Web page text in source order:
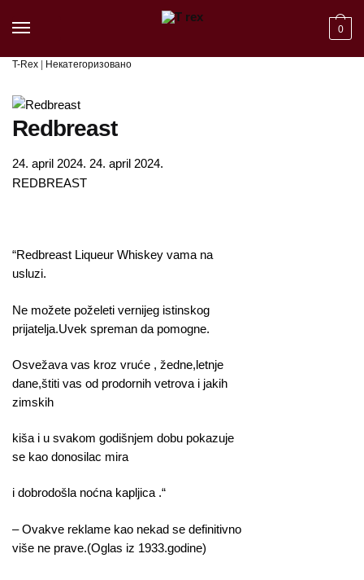
0
T-Rex Некатегоризовано
Redbreast
24. april 2024. 24. april 2024.
REDBREAST
“Redbreast Liqueur Whiskey vama na
usluzi.
Ne možete poželeti vernijeg istinskog
prijatelja.Uvek spreman da pomogne.
Osvežava vas kroz vruće , žedne,letnje
dane,štiti vas od prodornih vetrova i jakih
zimskih
kiša i u svakom godišnjem dobu pokazuje
se kao donosilac mira
i dobrodošla noćna kapljica .“
– Ovakve reklame kao nekad se definitivno
više ne prave.(Oglas iz 1933.godine)